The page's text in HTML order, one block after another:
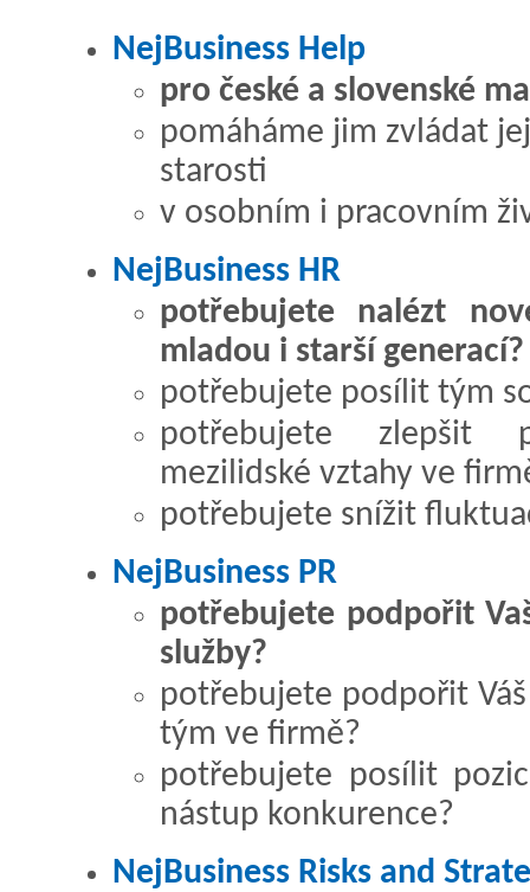
NejBusiness Help
pro české a slovenské
pomáháme jim zvládat
starosti
v osobním i pracovním
NejBusiness HR
potřebujete nalézt
mladou i starší generací?
potřebujete posílit tým
potřebujete zlepšit
mezilidské vztahy ve
potřebujete snížit
NejBusiness PR
potřebujete podpořit
služby?
potřebujete podpořit
tým ve firmě?
potřebujete posílit
nástup konkurence?
NejBusiness Risks and